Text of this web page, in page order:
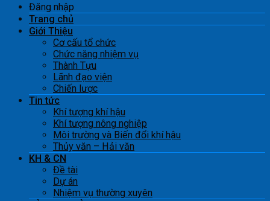
Đăng nhập
Trang chủ
Giới Thiệu
Cơ cấu tổ chức
Chức năng nhiệm vụ
Thành Tựu
Lãnh đạo viện
Chiến lược
Tin tức
Khí tượng khí hậu
Khí tượng nông nghiệp
Môi trường và Biến đổi khí hậu
Thủy văn – Hải văn
KH & CN
Đề tài
Dự án
Nhiệm vụ thường xuyên